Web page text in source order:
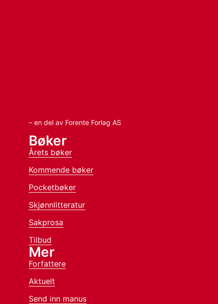
– en del av Forente Forlag AS
Bøker
Årets bøker
Kommende bøker
Pocketbøker
Skjønnlitteratur
Sakprosa
Tilbud
Mer
Forfattere
Aktuelt
Send inn manus